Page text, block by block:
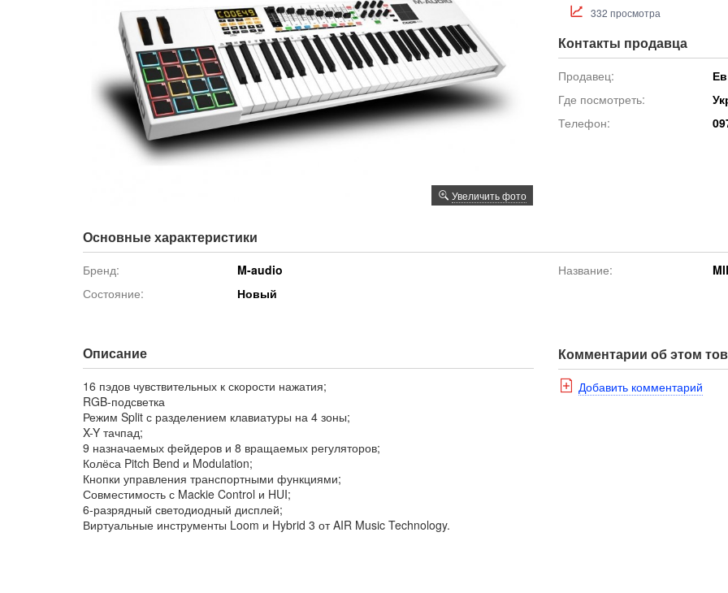
Увеличить фото
332 просмотра
Контакты продавца
Продавец:
Где посмотреть:
Телефон:
Основные характеристики
Бренд: M-audio Название:
Состояние:
Новый
Описание
16 пэдов чувствительных к скорости нажатия;
RGB-подсветка
Режим Split с разделением клавиатуры на 4 зоны;
X-Y тачпад;
9 назначаемых фейдеров и 8 вращаемых регуляторов;
Колёса Pitch Bend и Modulation;
Кнопки управления транспортными функциями;
Совместимость с Mackie Control и HUI;
6-разрядный светодиодный дисплей;
Виртуальные инструменты Loom и Hybrid 3 от AIR Music Technology.
Комментарии об этом
Добавить комментарий